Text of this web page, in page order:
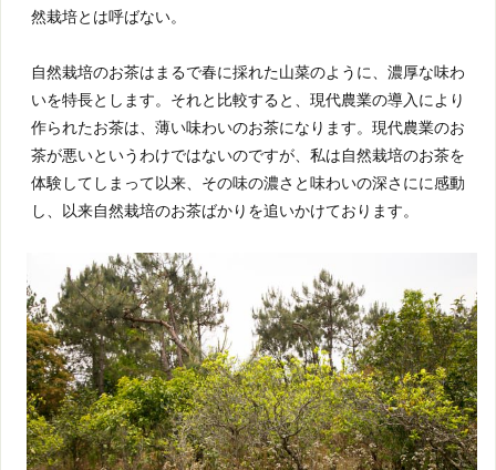
然栽培とは呼ばない。
自然栽培のお茶はまるで春に採れた山菜のように、濃厚な味わ
いを特長とします。それと比較すると、現代農業の導入により
作られたお茶は、薄い味わいのお茶になります。現代農業のお
茶が悪いというわけではないのですが、私は自然栽培のお茶を
体験してしまって以来、その味の濃さと味わいの深さにに感動
し、以来自然栽培のお茶ばかりを追いかけております。